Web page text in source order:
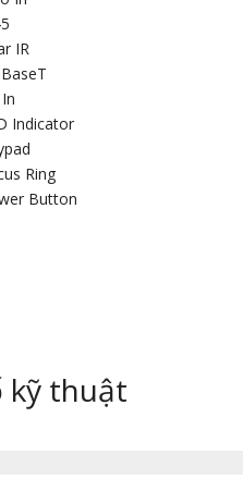
IR
Indicator
Ring
Button
kỹ thuật